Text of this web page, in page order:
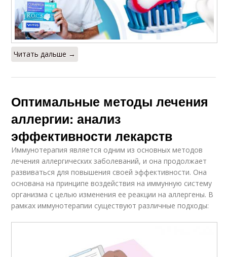
Читать дальше →
Оптимальные методы лечения
аллергии: анализ
эффективности лекарств
Иммунотерапия является одним из основных методов
лечения аллергических заболеваний, и она продолжает
развиваться для повышения своей эффективности. Она
основана на принципе воздействия на иммунную систему
организма с целью изменения ее реакции на аллергены. В
рамках иммунотерапии существуют различные подходы: